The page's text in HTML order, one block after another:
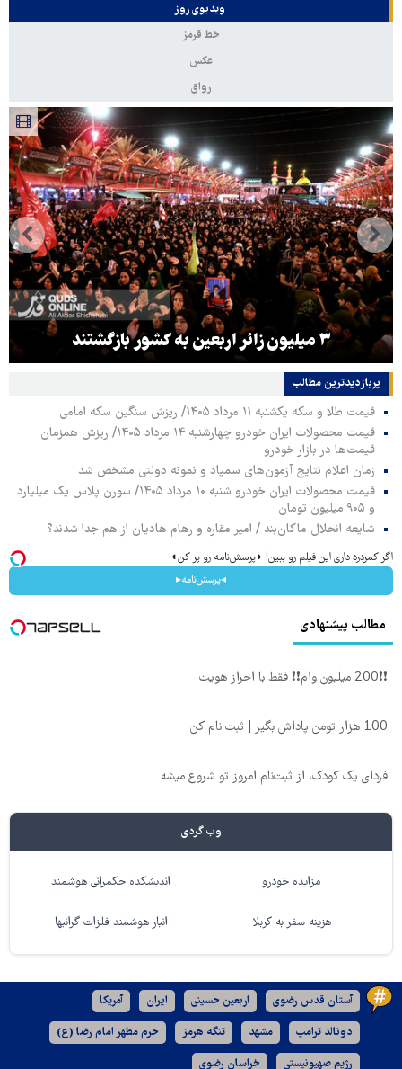
ویدیوی روز
خط قرمز
عکس
رواق
۳ میلیون زائر اربعین به کشور بازگشتند
پربازدیدترین‌ مطالب
قیمت طلا و سکه یکشنبه ۱۱ مرداد ۱۴۰۵/ ریزش سنگین سکه امامی
قیمت محصولات ایران خودرو چهارشنبه ۱۴ مرداد ۱۴۰۵/ ریزش همزمان
قیمت‌ها در بازار خودرو
زمان اعلام نتایج آزمون‌های سمپاد و نمونه دولتی مشخص شد
قیمت محصولات ایران خودرو شنبه ۱۰ مرداد ۱۴۰۵/ سورن پلاس یک میلیارد
و ۹۰۵ میلیون تومان
شایعه انحلال ماکان‌بند / امیر مقاره و رهام هادیان از هم جدا شدند؟
اگر کمردرد داری این فیلم رو ببین! ◗پرسش‌نامه رو پر کن◖
◂پرسش‌نامه▸
مطالب پیشنهادی
❗❗200 میلیون وام❗❗ فقط با احراز هویت
100 هزار تومن پاداش بگیر | ثبت نام کن
فردای یک کودک، از ثبت‌نام امروز تو شروع میشه
وب گردی
مزایده خودرو اندیشکده حکمرانی هوشمند
هزینه سفر به کربلا انبار هوشمند فلزات گرانبها
آستان قدس رضوی اربعین حسینی ایران آمریکا
دونالد ترامپ مشهد تنگه هرمز حرم مطهر امام رضا (ع)
رژیم صهیونیستی خراسان رضوی